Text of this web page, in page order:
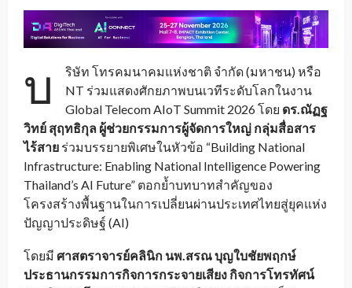
บ
ริษัท โทรคมนาคมแห่งชาติ จำกัด (มหาชน) หรือ
NT ร่วมแสดงศักยภาพบนเวทีระดับโลกในงาน
Global Telecom AIoT Summit 2026 โดย ดร.ณัฏฐ
วิทย์ สุฤทธิกุล ผู้ช่วยกรรมการผู้จัดการใหญ่ กลุ่มสื่อสาร
ไร้สาย ร่วมบรรยายพิเศษในหัวข้อ “Building National
Infrastructure: Enabling National Intelligence Powering
Thailand’s AI Future” ตอกย้ำบทบาทสำคัญของ
โครงสร้างพื้นฐานในการเปลี่ยนผ่านประเทศไทยสู่ยุคแห่ง
ปัญญาประดิษฐ์ (AI)
โดยมี ศาสตราจารย์คลินิก นพ.สรณ บุญใบชัยพฤกษ์
ประธานกรรมการกิจการกระจายเสียง กิจการโทรทัศน์